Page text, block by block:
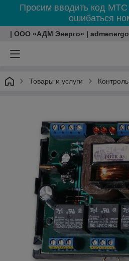
Просим вводить код МТС
ошибаться
| ООО «АДМ Энерго» |
Товары и услуги